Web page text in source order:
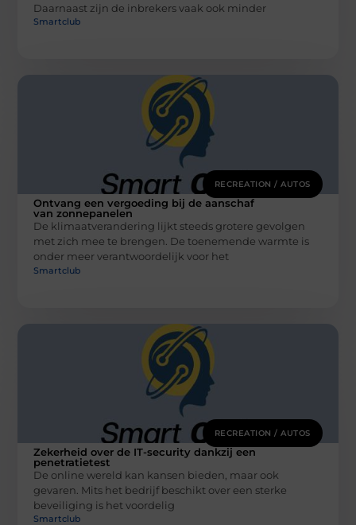
Daarnaast zijn de inbrekers vaak ook minder
Smartclub
RECREATION / AUTOS
Ontvang een vergoeding bij de aanschaf
van zonnepanelen
De klimaatverandering lijkt steeds grotere gevolgen
met zich mee te brengen. De toenemende warmte is
onder meer verantwoordelijk voor het
Smartclub
RECREATION / AUTOS
Zekerheid over de IT-security dankzij een
penetratietest
De online wereld kan kansen bieden, maar ook
gevaren. Mits het bedrijf beschikt over een sterke
beveiliging is het voordelig
Smartclub